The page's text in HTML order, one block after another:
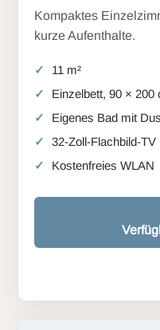
Kompaktes
kurze Aufenthalte.
11 m²
Einzelbett, 90 × 200
Eigenes Bad mit
32-Zoll-Flachbild-
Kostenfreies WLAN